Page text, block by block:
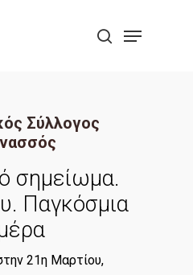
search
Menu
Σύλλογος
σημείωμα.
Παγκόσμια
21η Μαρτίου,